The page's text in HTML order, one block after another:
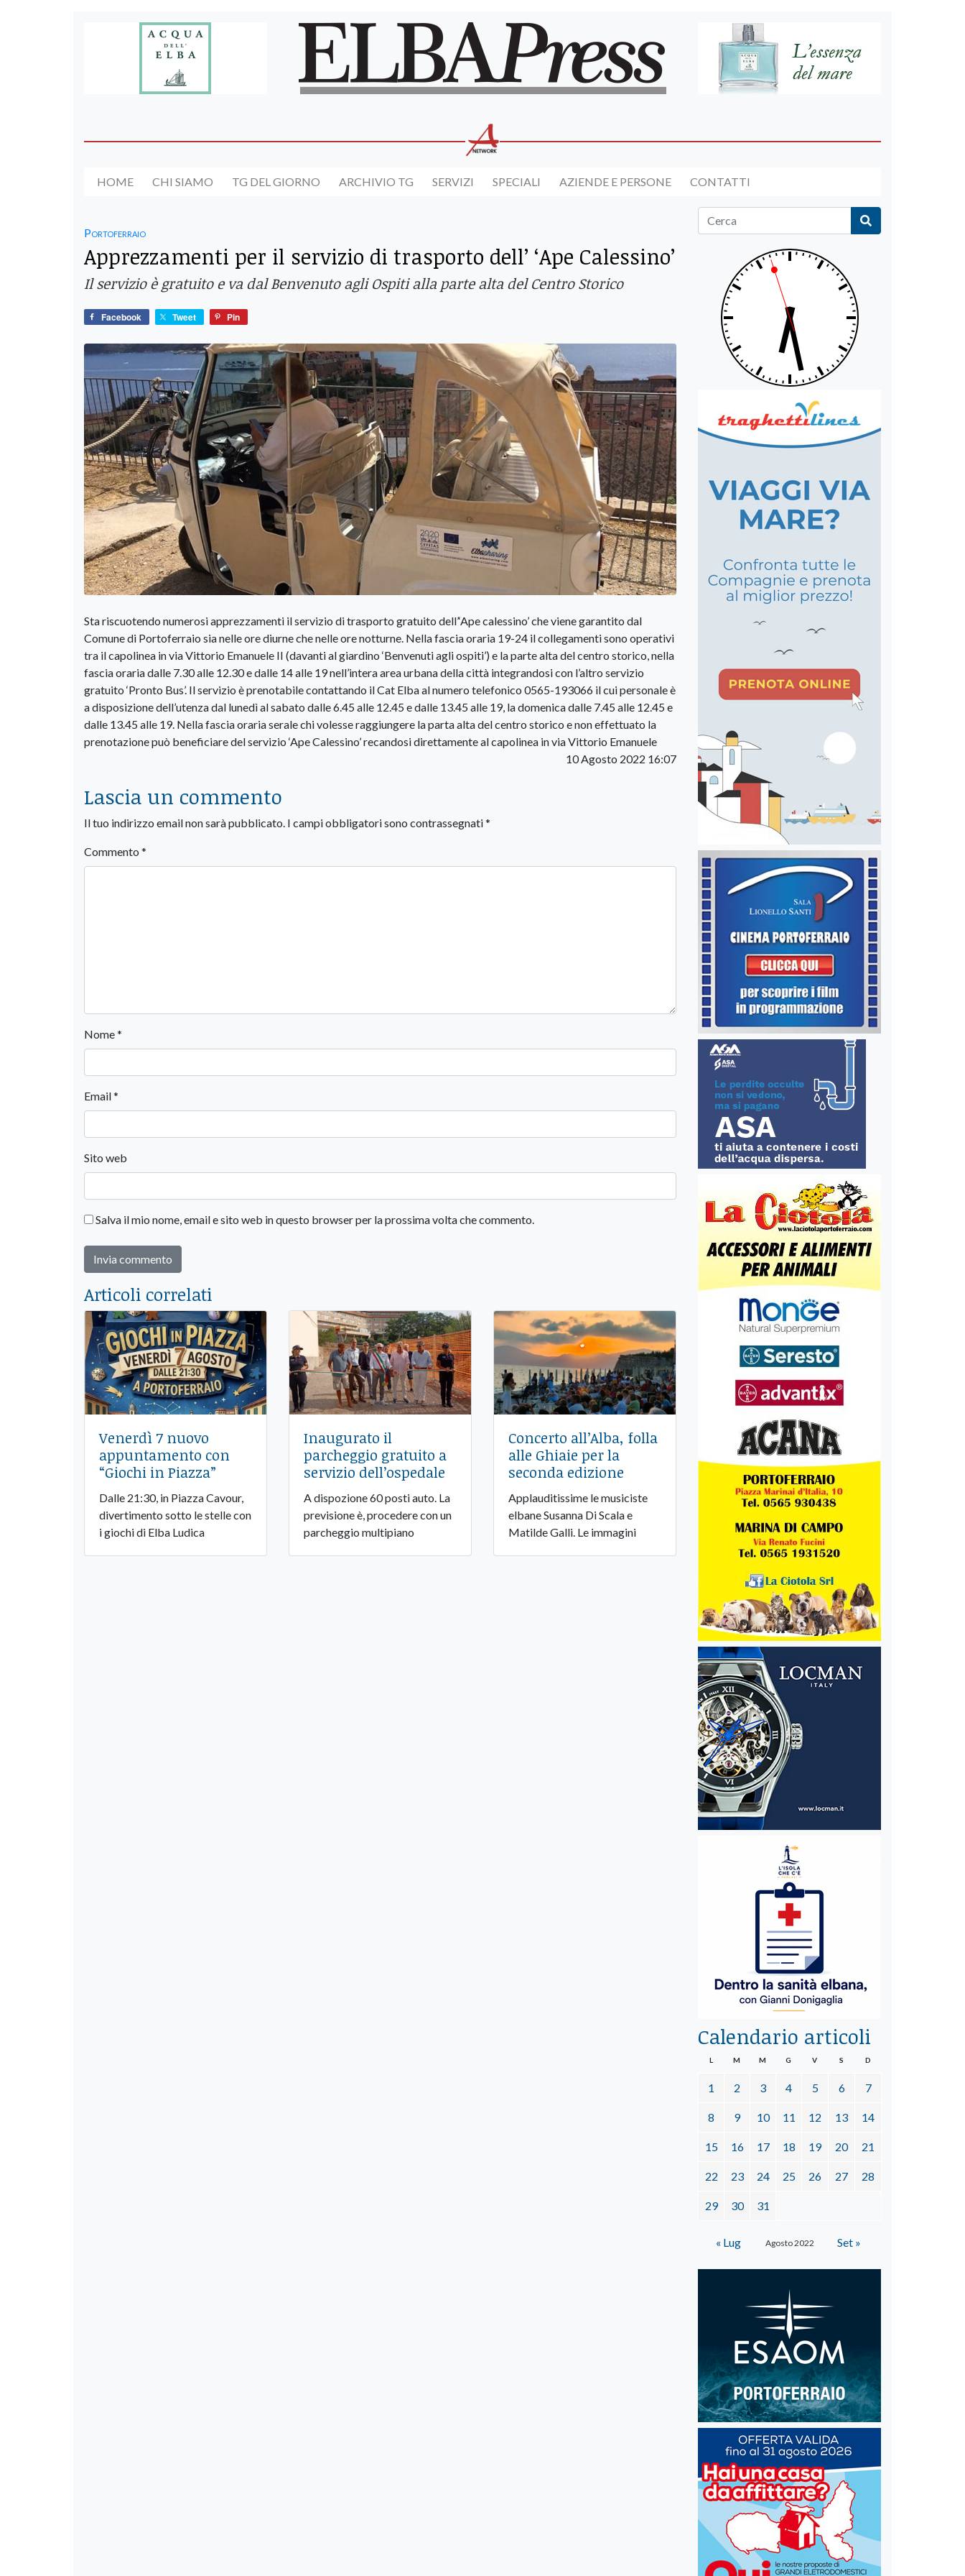
HOME CHI SIAMO TG DEL GIORNO ARCHIVIO TG SERVIZI SPECIALI AZIENDE E PERSONE CONTATTI
Portoferraio
Apprezzamenti per il servizio di trasporto dell’ ‘Ape Calessino’
Il servizio è gratuito e va dal Benvenuto agli Ospiti alla parte alta del Centro Storico
Facebook Tweet Pin
Sta riscuotendo numerosi apprezzamenti il servizio di trasporto gratuito dell’‘Ape calessino’ che viene garantito dal
Comune di Portoferraio sia nelle ore diurne che nelle ore notturne. Nella fascia oraria 19-24 il collegamenti sono operativi
tra il capolinea in via Vittorio Emanuele II (davanti al giardino ‘Benvenuti agli ospiti’) e la parte alta del centro storico, nella
fascia oraria dalle 7.30 alle 12.30 e dalle 14 alle 19 nell’intera area urbana della città integrandosi con l’altro servizio
gratuito ‘Pronto Bus’. Il servizio è prenotabile contattando il Cat Elba al numero telefonico 0565-193066 il cui personale è
a disposizione dell’utenza dal lunedì al sabato dalle 6.45 alle 12.45 e dalle 13.45 alle 19, la domenica dalle 7.45 alle 12.45 e
dalle 13.45 alle 19. Nella fascia oraria serale chi volesse raggiungere la parta alta del centro storico e non effettuato la
prenotazione può beneficiare del servizio ‘Ape Calessino’ recandosi direttamente al capolinea in via Vittorio Emanuele
10 Agosto 2022 16:07
Lascia un commento
Il tuo indirizzo email non sarà pubblicato. I campi obbligatori sono contrassegnati*
Commento *
Nome*
Email*
Sito web
Salva il mio nome, email e sito web in questo browser per la prossima volta che commento.
Articoli correlati
Venerdì 7 nuovo
appuntamento con
“Giochi in Piazza”
Dalle 21:30, in Piazza Cavour,
divertimento sotto le stelle con
i giochi di Elba Ludica
Inaugurato il
parcheggio gratuito a
servizio dell’ospedale
A dispozione 60 posti auto. La
previsione è, procedere con un
parcheggio multipiano
Concerto all’Alba, folla
alle Ghiaie per la
seconda edizione
Applauditissime le musiciste
elbane Susanna Di Scala e
Matilde Galli. Le immagini
Calendario articoli
Agosto 2022
L M M G V S D
1 2 3 4 5 6 7
8 9 10 11 12 13 14
15 16 17 18 19 20 21
22 23 24 25 26 27 28
29 30 31
« Lug Set »